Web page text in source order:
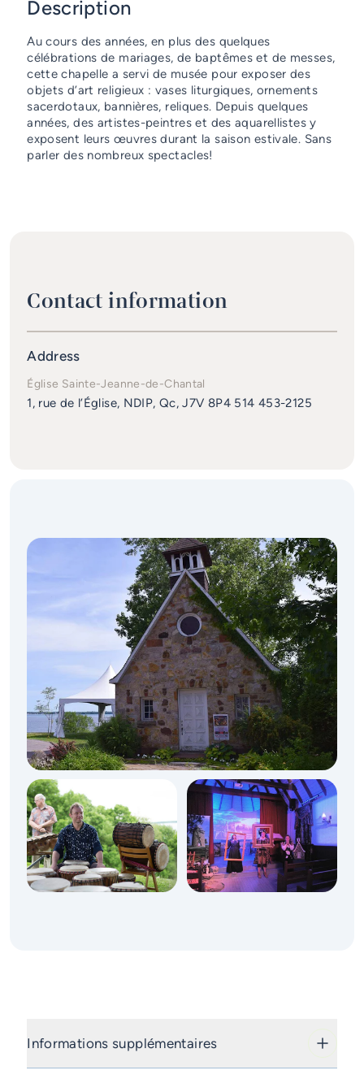
Emergency Services
Guichet unique
Description
Au cours des années, en plus des quelques
célébrations de mariages, de baptêmes et de messes,
cette chapelle a servi de musée pour exposer des
objets d’art religieux : vases liturgiques, ornements
sacerdotaux, bannières, reliques. Depuis quelques
années, des artistes-peintres et des aquarellistes y
exposent leurs œuvres durant la saison estivale. Sans
parler des nombreux spectacles!
Contact information
Address
Église Sainte-Jeanne-de-Chantal
1, rue de l’Église, NDIP, Qc, J7V 8P4 514 453-2125
Images
Informations supplémentaires